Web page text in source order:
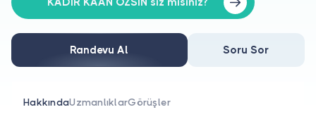
Doktor musunuz?
Randevu Al Soru Sor
HakkındaUzmanlıklarGörüşler